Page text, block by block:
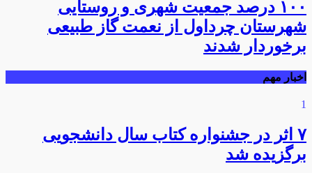
۱۰۰ درصد جمعیت شهری و روستایی
شهرستان چرداول از نعمت گاز طبیعی
برخوردار شدند
اخبار مهم
1
۷ اثر در جشنواره کتاب سال دانشجویی
برگزیده شد